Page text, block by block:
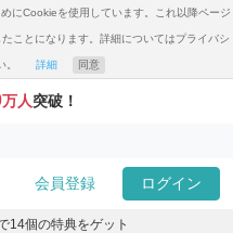
にCookieを使用しています。これ以降ページ
ことになります。詳細についてはプライバシ
。 詳細 同意
万人突破！
会員登録 ログイン
14個の特典をゲット